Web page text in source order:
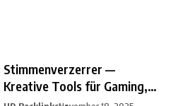
Stimmenverzerrer —
Kreative Tools für Gaming,
Streaming